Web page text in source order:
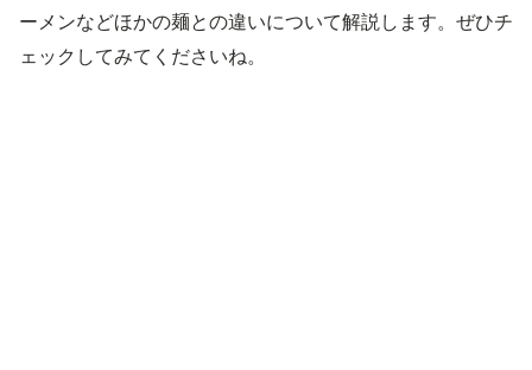
ーメンなどほかの麺との違いについて解説します。ぜひチ
ェックしてみてくださいね。